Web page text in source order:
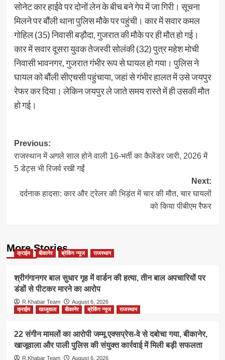
सोनेट कार हाईवे पर दोनों लेन के बीच बने गेप में जा गिरी। सूचना
मिलने पर बौंली थाना पुलिस मौके पर पहुंची। कार में सवार कमल
गोहिल (35) निवासी बड़ौदा, गुजरात की मौके पर ही मौत हो गई।
कार में सवार दूसरा युवक तेजस्वी सोलंकी (32) पुत्र महेश मोची
निवासी भावनगर, गुजरात गंभीर रूप से घायल हो गया। पुलिस ने
घायल को बौंली सीएचसी पहुंचाया, जहां से गंभीर हालत में उसे जयपुर
रेफर कर दिया। लेकिन जयपुर ले जाते समय रास्ते में ही उसकी मौत
हो गई।
Post
navigation
Previous:
राजस्थान में अगले साल होने वाली 16-भर्ती का कैलेंडर जारी, 2026 में
5 डेट्स भी रिजर्व रखी गईं
Next:
दर्दनाक हादसा: कार और ट्रेलर की भिड़ंत में चार की मौत, चार घायलों
को किया पीबीएम रैफर
More Stories
क्राईम बीकानेर ब्रेकिंग न्यूज राजस्थान
श्रीगंगानगर बाल सुधार गृह में वार्डन की हत्या, तीन बाल अपचारियों पर
डंडों से पीटकर मारने का आरोप
R.Khabar Team
August 6, 2026
क्राईम
खाजूवाला बीकानेर ब्रेकिंग न्यूज राजस्थान
22 संगीन मामलों का आरोपी जम्मू एक्सप्रेस-वे से दबोचा गया, बीकानेर,
खाजूवाला और पाली पुलिस की संयुक्त कार्रवाई में मिली बड़ी सफलता
R.Khabar Team August 6, 2026